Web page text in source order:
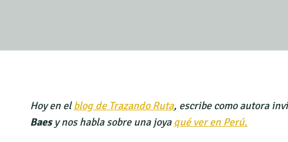
Hoy en elblog de Trazando Ruta, escribe como autora
Baesy nos habla sobre una joyaqué ver en Perú.